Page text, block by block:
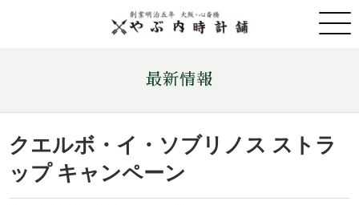
店舗情報
最新情報
クエルボ・イ・ソブリノス ストラ
ップ キャンペーン